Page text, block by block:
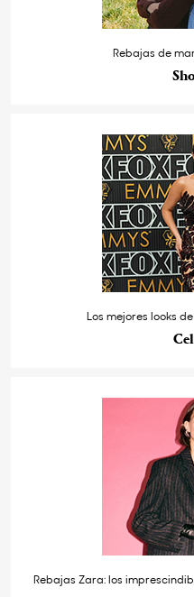
Rebajas de
Los mejores looks
Rebajas Zara: los